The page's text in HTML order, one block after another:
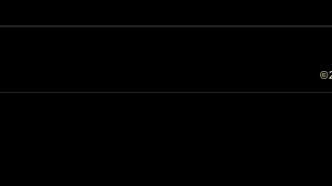
©